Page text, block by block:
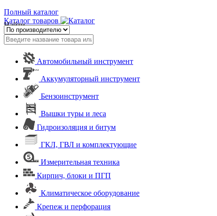
Полный каталог
Каталог товаров
Найти
Автомобильный инструмент
Аккумуляторный инструмент
Бензоинструмент
Вышки туры и леса
Гидроизоляция и битум
ГКЛ, ГВЛ и комплектующие
Измерительная техника
Кирпич, блоки и ПГП
Климатическое оборудование
Крепеж и перфорация